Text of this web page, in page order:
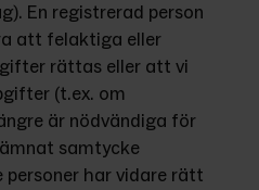
En registrerad person
att felaktiga eller
rättas eller att vi
(t.ex. om
är nödvändiga för
samtycke
personer har vidare rätt